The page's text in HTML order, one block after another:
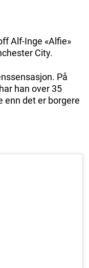
Alf-Inge «Alfie»
City.
På
han over 35
enn det er borgere